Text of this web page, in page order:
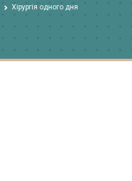
Хірургія одного дня